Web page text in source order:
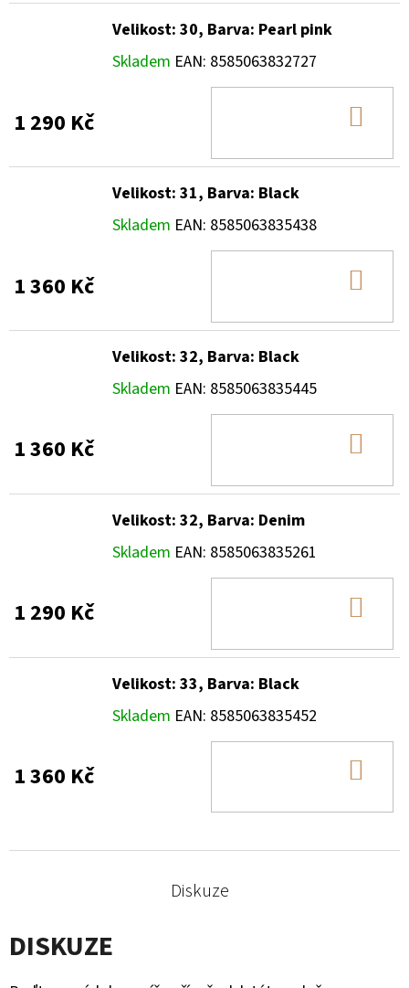
Velikost: 30, Barva: Pearl pink
Skladem EAN: 8585063832727
1 290 Kč
Velikost: 31, Barva: Black
Skladem EAN: 8585063835438
1 360 Kč
Velikost: 32, Barva: Black
Skladem EAN: 8585063835445
1 360 Kč
Velikost: 32, Barva: Denim
Skladem EAN: 8585063835261
1 290 Kč
Velikost: 33, Barva: Black
Skladem EAN: 8585063835452
1 360 Kč
Diskuze
DISKUZE